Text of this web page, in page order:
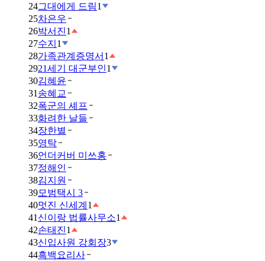
24그대에게 드림1
25차은우
26박서진1
27수지 1
28가족관계증명서 1
2921세기 대군부인1
30김혜윤
31 송혜교
32폭군의 셰프
33화려한 날들
34장한별
35영탁
36언더커버 미쓰홍
37정해인
38김지원
39모범택시 3
40멋진 신세계 1
41 신이랑 법률사무소1
42손태진1
43신입사원 강회장3
44흑백요리사